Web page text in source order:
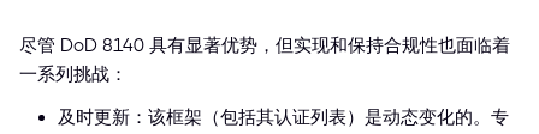
尽管 DoD 8140 具有显著优势，但实现和保持合规性也面临着
一系列挑战：
及时更新：该框架（包括其认证列表）是动态变化的。专